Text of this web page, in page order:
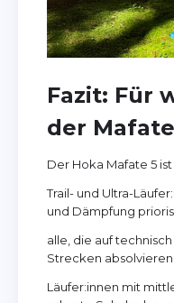
Fazit: Für
der
Der Hoka Mafate 5
Trail- und Ultra-
und Dämpfung
alle, die auf
Strecken
Läufer:innen mit